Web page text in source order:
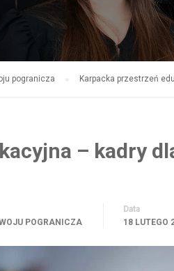
pogranicza Karpacka przestrzeń
– kadry
POGRANICZA
Data
18 LUTEGO